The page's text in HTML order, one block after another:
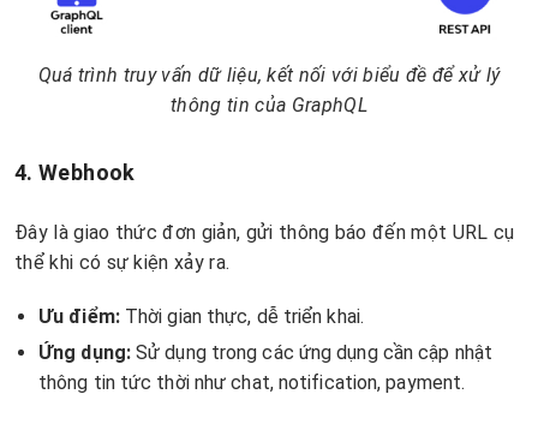
Quá trình truy vấn dữ liệu, kết nối với biểu đề để xử lý
thông tin của GraphQL
4. Webhook
Đây là giao thức đơn giản, gửi thông báo đến một URL cụ
thể khi có sự kiện xảy ra.
Ưu điểm:Thời gian thực, dễ triển khai.
Ứng dụng:Sử dụng trong các ứng dụng cần cập nhật
thông tin tức thời như chat, notification, payment.